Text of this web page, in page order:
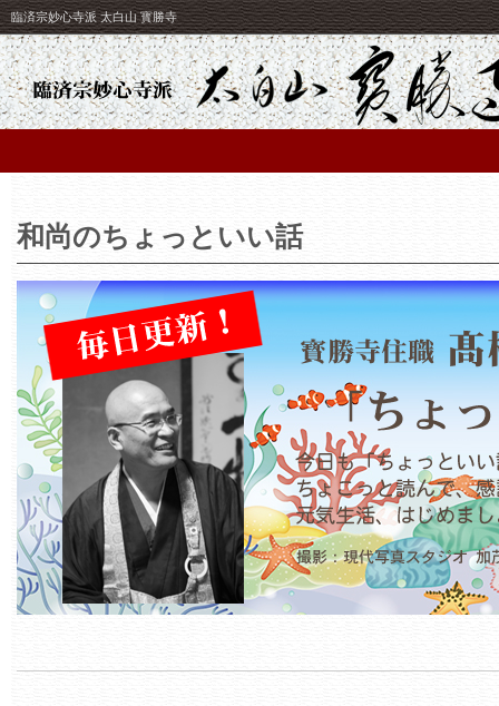
臨済宗妙心寺派 太白山 寳勝寺
和尚のちょっといい話